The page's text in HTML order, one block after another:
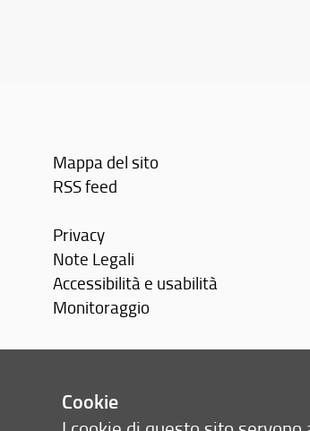
Mappa del sito
RSS feed
Privacy
Note Legali
Accessibilità e usabilità
Monitoraggio
Area personale
Cookie